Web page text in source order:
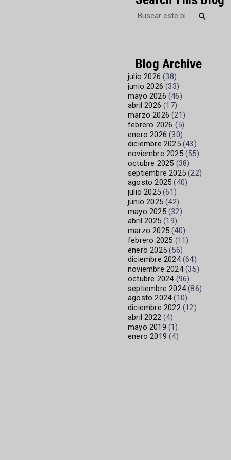
Blog Archive
julio 2026 (38)
junio 2026 (33)
mayo 2026 (46)
abril 2026 (17)
marzo 2026 (21)
febrero 2026 (5)
enero 2026 (30)
diciembre 2025(43)
noviembre 2025(55)
octubre 2025 (38)
septiembre 2025 (22)
agosto 2025 (40)
julio 2025 (61)
junio 2025 (42)
mayo 2025(32)
abril 2025 (19)
marzo 2025 (40)
febrero 2025 (11)
enero 2025 (56)
diciembre 2024(64)
noviembre 2024(35)
octubre 2024(96)
septiembre 2024(86)
agosto 2024(10)
diciembre 2022(12)
abril 2022 (4)
mayo 2019 (1)
enero 2019 (4)